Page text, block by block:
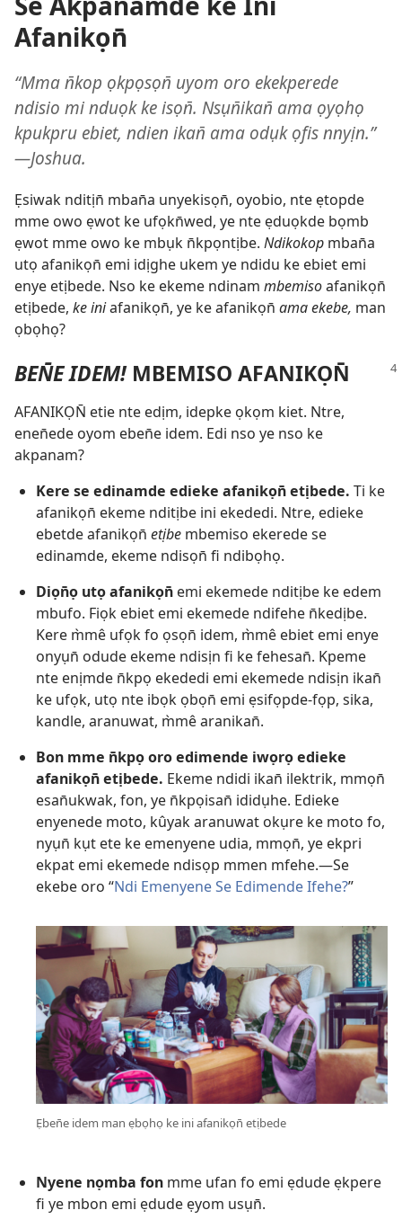
Afanikọn̄
“Mma n̄kop ọkpọsọn̄ uyom oro ekekperede
ndisio mi nduọk ke isọn̄. Nsụn̄ikan̄ ama ọyọhọ
kpukpru ebiet, ndien ikan̄ ama odụk ọfis nnyịn.”​
—Joshua.
Ẹsiwak nditịn̄ mban̄a unyekisọn̄, oyobio, nte ẹtopde
mme owo ẹwot ke ufọkn̄wed, ye nte ẹduọkde bọmb
ẹwot mme owo ke mbụk n̄kpọntịbe. Ndikokop mban̄a
utọ afanikọn̄ emi idịghe ukem ye ndidu ke ebiet emi
enye etịbede. Nso ke ekeme ndinam mbemisoafanikọn̄
etịbede, ke iniafanikọn̄, ye ke afanikọn̄ ama ekebe, man
ọbọhọ?
BEN̄E IDEM! MBEMISO AFANIKỌN̄
AFANIKỌN̄ etie nte edịm, idepke ọkọm kiet. Ntre,
enen̄ede oyom eben̄e idem. Edi nso ye nso ke
akpanam?
Kere se edinamde edieke afanikọn̄ etịbede. Ti ke
afanikọn̄ ekeme nditịbe ini ekededi. Ntre, edieke
ebetde afanikọn̄ etịbe mbemiso ekerede se
edinamde, ekeme ndisọn̄ fi ndibọhọ.
Diọn̄ọ utọ afanikọn̄ emi ekemede nditịbe ke edem
mbufo. Fiọk ebiet emi ekemede ndifehe n̄kedịbe.
Kere m̀mê ufọk fo ọsọn̄ idem, m̀mê ebiet emi enye
onyụn̄ odude ekeme ndisịn fi ke fehesan̄. Kpeme
nte enịmde n̄kpọ ekededi emi ekemede ndisịn ikan̄
ke ufọk, utọ nte ibọk ọbọn̄ emi ẹsifọpde-fọp, sika,
kandle, aranuwat, m̀mê aranikan̄.
Bon mme n̄kpọ oro edimende iwọrọ edieke
afanikọn̄ etịbede. Ekeme ndidi ikan̄ ilektrik, mmọn̄
esan̄ukwak, fon, ye n̄kpọisan̄ ididụhe. Edieke
enyenede moto, kûyak aranuwat okụre ke moto fo,
nyụn̄ kụt ete ke emenyene udia, mmọn̄, ye ekpri
ekpat emi ekemede ndisọp mmen mfehe.​—Se
ekebe oro “Ndi Emenyene Se Edimende Ifehe?”
Ẹben̄e idem man ẹbọhọ ke ini afanikọn̄ etịbede
Nyene nọmba fon mme ufan fo emi ẹdude ẹkpere
fi ye mbon emi ẹdude ẹyom usụn̄.